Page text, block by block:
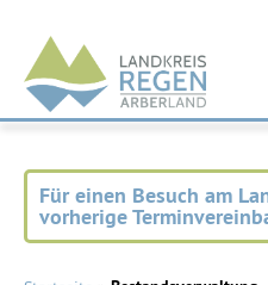
Landkreis
Regen
Für einen Besuch am
vorherige